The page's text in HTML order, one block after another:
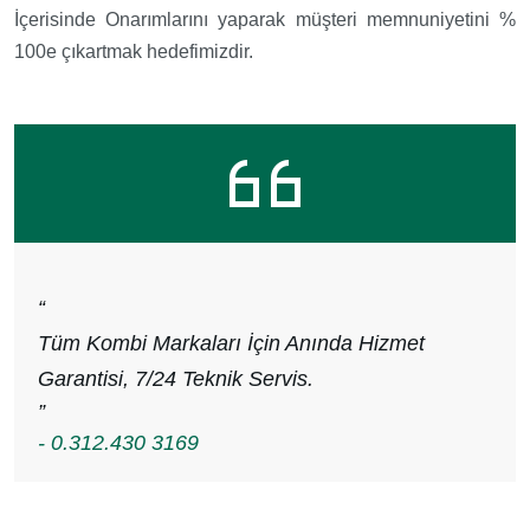
İçerisinde Onarımlarını yaparak müşteri memnuniyetini %
100e çıkartmak hedefimizdir.
“
Tüm Kombi Markaları İçin Anında Hizmet
Garantisi, 7/24 Teknik Servis.
”
- 0.312.430 3169